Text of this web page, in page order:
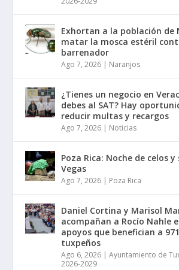
Exhortan a la población de
matar la mosca estéril
barrenador
Ago 7, 2026 | Naranjos
¿Tienes un negocio en
debes al SAT? Hay
reducir multas y recargos
Ago 7, 2026 | Noticias
Poza Rica: Noche de celos
Vegas
Ago 7, 2026 | Poza Rica
Daniel Cortina y Marisol
acompañan a Rocío Nahle
apoyos que benefician a
tuxpeños
Ago 6, 2026 |Ayuntamiento de
2026-2029